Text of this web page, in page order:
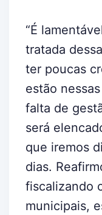
“É
tratada
ter poucas
estão
falta de
será
que iremos
dias.
fiscalizando
municipais,